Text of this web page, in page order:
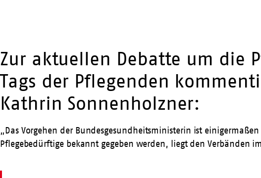
Zur aktuellen Debatte um die
Tags der Pflegenden
Kathrin Sonnenholzner:
„Das Vorgehen der Bundesgesundheitsministerin ist
Pflegebedürftige bekannt gegeben werden, liegt den